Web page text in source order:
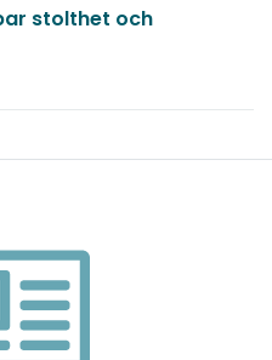
stolthet och